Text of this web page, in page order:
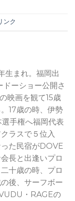
ンク
生まれ。福岡出
ーショー公開さ
映画を観て15歳
17歳の時、伊勢
手権へ福岡代表
ラスで５位入
た民宿がDOVE
長と出逢いプロ
十歳の時、プロ
後、サーフボー
・RAGEの